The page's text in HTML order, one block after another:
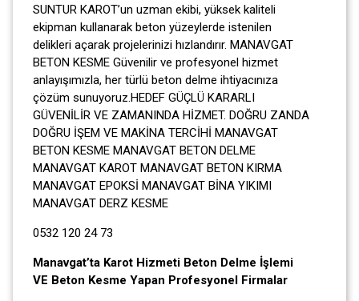
SUNTUR KAROT’un uzman ekibi, yüksek kaliteli
ekipman kullanarak beton yüzeylerde istenilen
delikleri açarak projelerinizi hızlandırır. MANAVGAT
BETON KESME Güvenilir ve profesyonel hizmet
anlayışımızla, her türlü beton delme ihtiyacınıza
çözüm sunuyoruz.HEDEF GÜÇLÜ KARARLI
GÜVENİLİR VE ZAMANINDA HİZMET. DOĞRU ZANDA
DOĞRU İŞEM VE MAKİNA TERCİHİ MANAVGAT
BETON KESME MANAVGAT BETON DELME
MANAVGAT KAROT MANAVGAT BETON KIRMA
MANAVGAT EPOKSİ MANAVGAT BİNA YIKIMI
MANAVGAT DERZ KESME
0532 120 24 73
Manavgat’ta Karot Hizmeti Beton Delme İşlemi
VE Beton Kesme Yapan Profesyonel Firmalar